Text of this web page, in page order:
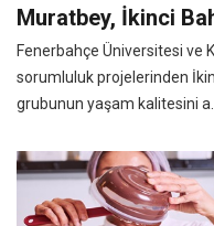
Muratbey, İkinci
Fenerbahçe Üniversitesi ve
sorumluluk projelerinden
grubunun yaşam kalitesini a...